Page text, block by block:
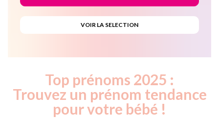
Top prénoms 2025 :
Trouvez un prénom tendance
pour votre bébé !